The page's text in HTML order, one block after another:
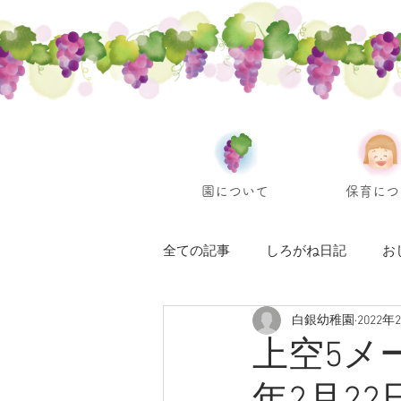
園について 保育に
全ての記事 しろがね日記 お
上空5メ
白銀幼稚園 2022年